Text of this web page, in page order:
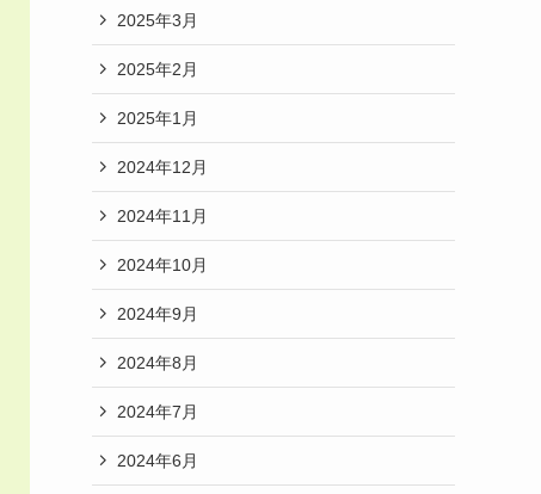
2025年3月
2025年2月
2025年1月
2024年12月
2024年11月
2024年10月
2024年9月
2024年8月
2024年7月
2024年6月